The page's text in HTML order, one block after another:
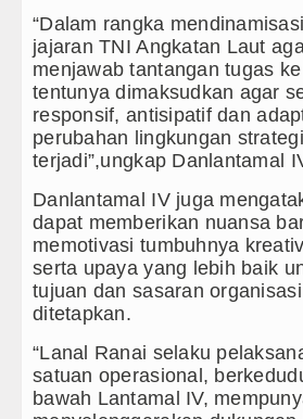
Sebut LSL
Arsenal
Chelsea
Bupati Taput
PD AIJ Sumut
“Dalam rangka
jajaran TNI Angkatan Laut
menjawab tantangan tugas
tentunya dimaksudkan agar
responsif, antisipatif dan
perubahan lingkungan
terjadi”,ungkap Danlantamal
Danlantamal IV juga
dapat memberikan nuansa
memotivasi tumbuhnya
serta upaya yang lebih baik
tujuan dan sasaran
ditetapkan.
“Lanal Ranai selaku
satuan operasional,
bawah Lantamal IV,